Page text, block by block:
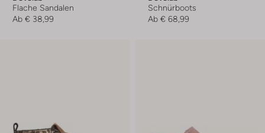
Flache Sandalen
Ab € 38,99
Schnürboots
Ab € 68,99